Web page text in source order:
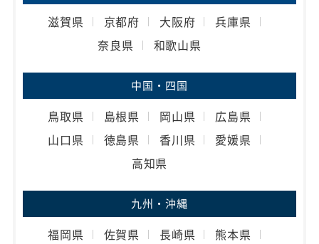
滋賀県 京都府 大阪府
兵庫県
奈良県
和歌山県
中国・四国
鳥取県 島根県 岡山県
広島県
山口県
徳島県 香川県
愛媛県
高知県
九州・沖縄
福岡県 佐賀県 長崎県
熊本県